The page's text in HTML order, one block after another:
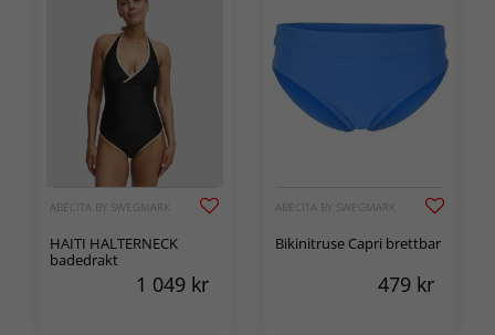
ABECITA BY SWEGMARK
HAITI HALTERNECK
badedrakt
1 049 kr
ABECITA BY SWEGMARK
Bikinitruse Capri brettbar
479 kr